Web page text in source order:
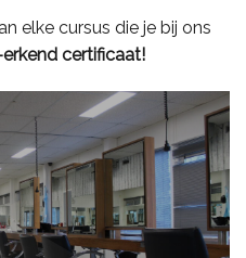
elke cursus die je bij ons
certificaat!